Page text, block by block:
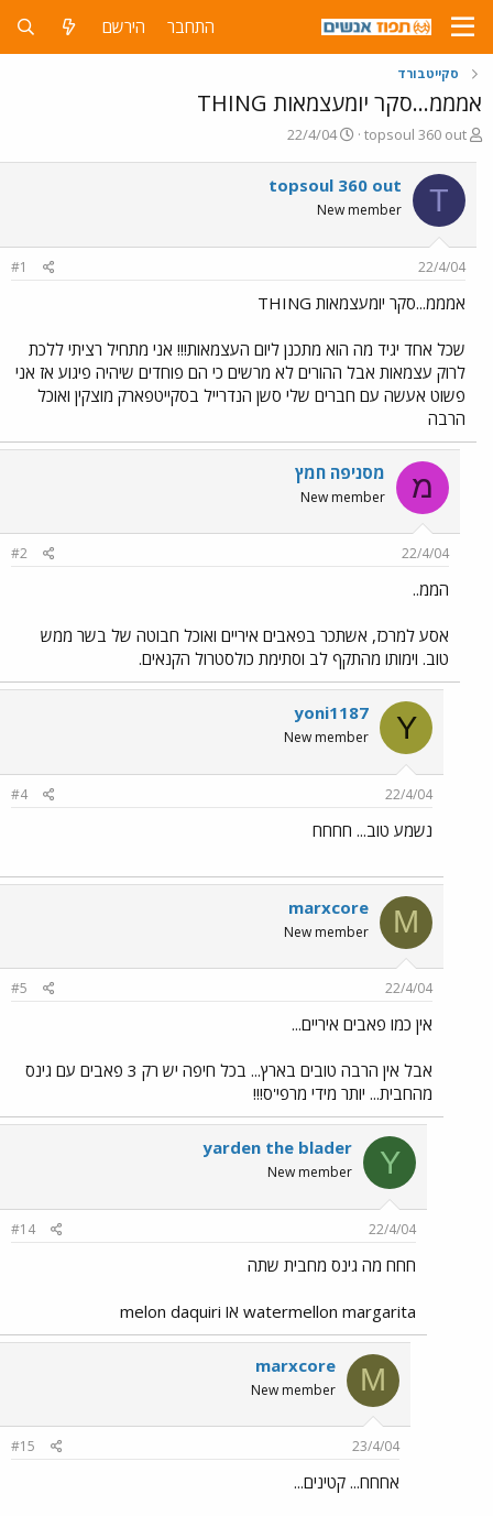
התחבר הירשם
סקייטבורד
אמממ...סקר יומעצמאות THING
פ
ח
ה
ו
ש
topsoul 360 out
פ
ס
ם
ת
י
22/4/04
T
topsoul 360 out
New member
22/4/04
#1
אמממ...סקר יומעצמאות THING
שכל אחד יגיד מה הוא מתכנן ליום העצמאות!!! אני מתחיל רציתי ללכת
לרוק עצמאות אבל ההורים לא מרשים כי הם פוחדים שיהיה פיגוע אז אני
פשוט אעשה עם חברים שלי סשן הנדרייל בסקייטפארק מוצקין ואוכל
הרבה
מ מסניפה חמץ
New member
22/4/04
#2
הממ..
אסע למרכז, אשתכר בפאבים איריים ואוכל חבוטה של בשר ממש
טוב. וימותו מהתקף לב וסתימת כולסטרול הקנאים.
Y
yoni1187
New member
22/4/04
#4
נשמע טוב... חחחח
M
marxcore
New member
22/4/04
#5
אין כמו פאבים איריים...
אבל אין הרבה טובים בארץ... בכל חיפה יש רק 3 פאבים עם גינס
מהחבית... יותר מידי מרפי'ס!!!
Y
yarden the blader
New member
22/4/04
#14
חחח מה גינס מחבית שתה
watermellon margarita או melon daquiri
M
marxcore
New member
23/4/04
#15
אחחח... קטינים...